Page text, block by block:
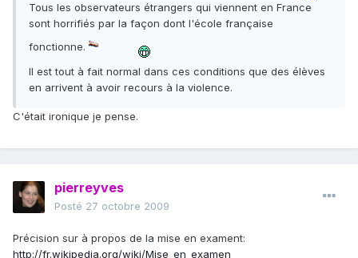
Tous les observateurs étrangers qui viennent en France
sont horrifiés par la façon dont l'école française
fonctionne.
Il est tout à fait normal dans ces conditions que des élèves
en arrivent à avoir recours à la violence.
C'était ironique je pense.
pierreyves
Posté 27 octobre 2009
Précision sur à propos de la mise en exament:
http://fr.wikipedia.org/wiki/Mise_en_examen